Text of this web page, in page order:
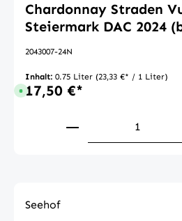
Chardonnay Straden Vulkanland
Steiermark DAC 2024
2043007-24N
Inhalt: 0.75 Liter (23,33 €* / 1 Liter)
Sofort verfügbar, Lieferzeit: 1-3 Tage
17,50 €*
Produkt Anzahl:
Seehof